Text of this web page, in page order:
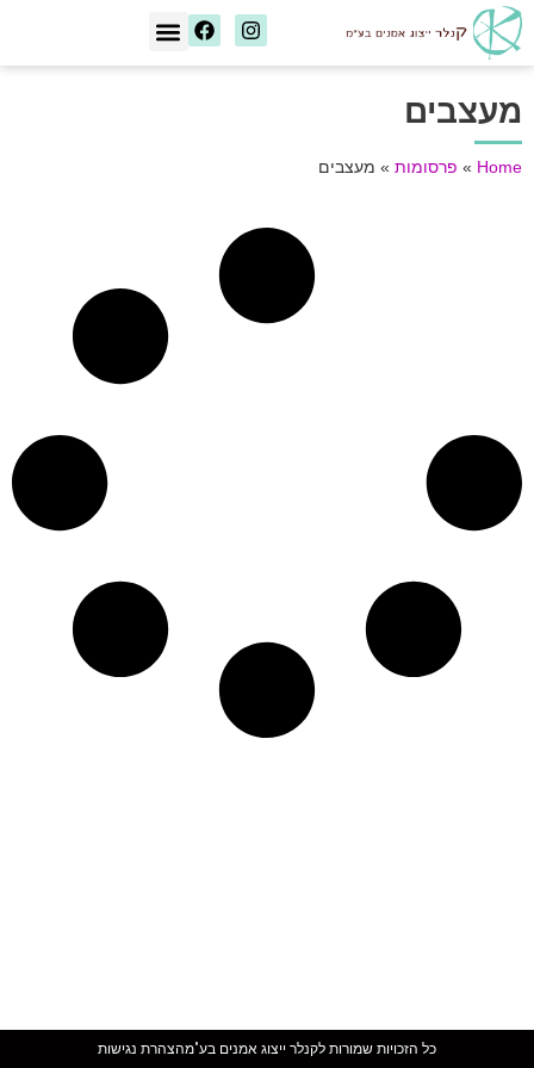
מעצבים
Home
» פרסומות » מעצבים
כל הזכויות שמורות לקנלר ייצוג אמנים בע"מהצהרת נגישות